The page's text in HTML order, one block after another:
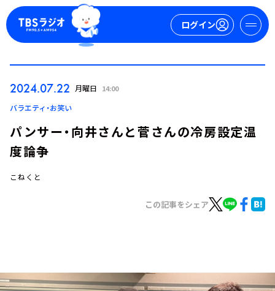
ログイン
ログイン
お知らせ
2024.07.22 月曜日 14:00
バラエティ・お笑い
パンサー・向井さんと菅さんの冷房設定温
度論争
こねくと
この記事をシェア